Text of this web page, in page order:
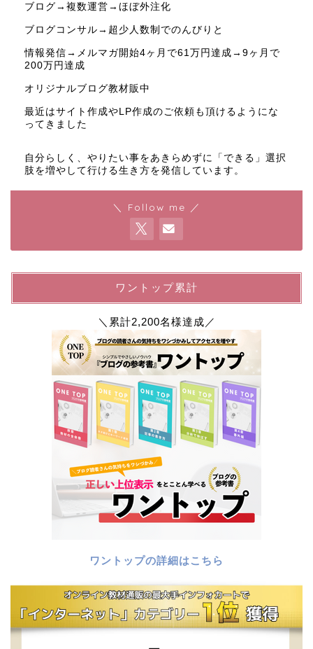
ブログ→複数運営→ほぼ外注化
ブログコンサル→超少人数制でのんびりと
情報発信→メルマガ開始4ヶ月で61万円達成→9ヶ月で
200万円達成
オリジナルブログ教材販中
最近はサイト作成やLP作成のご依頼も頂けるようにな
ってきました
自分らしく、やりたい事をあきらめずに「できる」選択
肢を増やして行ける生き方を発信しています。
＼ Follow me ／
ワントップ累計
＼累計2,200名様達成／
ワントップの詳細はこちら